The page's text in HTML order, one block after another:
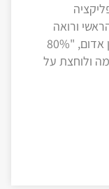
ורואה
בכתב גדול, שחור, ממוסגר בצבע ניאון אדום, "80%
ולוחצת על